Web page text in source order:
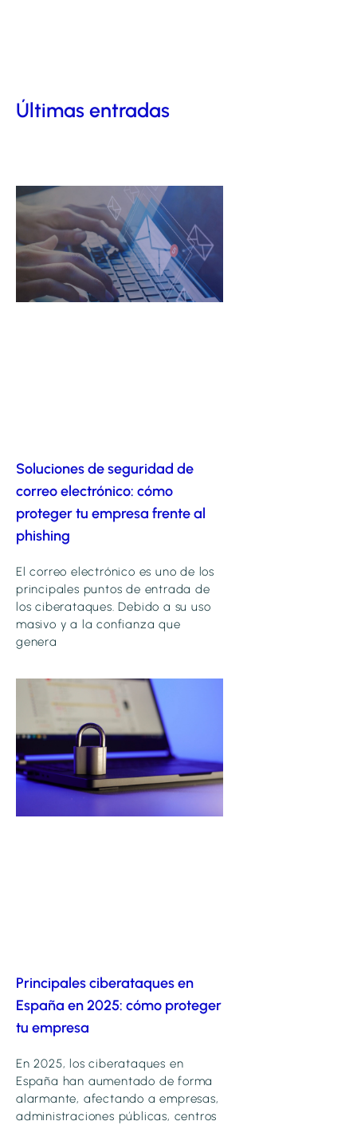
Últimas entradas
Soluciones de seguridad de
correo electrónico: cómo
proteger tu empresa frente al
phishing
El correo electrónico es uno de los
principales puntos de entrada de
los ciberataques. Debido a su uso
masivo y a la confianza que
genera
Principales ciberataques en
España en 2025: cómo proteger
tu empresa
En 2025, los ciberataques en
España han aumentado de forma
alarmante, afectando a empresas,
administraciones públicas, centros